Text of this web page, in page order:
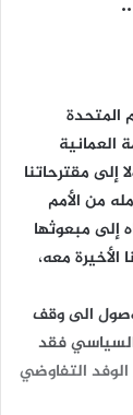
المتحدة
العمانية
مقترحاتنا
من الأمم
إلى مبعوثها
معه،
الى وقف
السياسي فقد
التفاوضي